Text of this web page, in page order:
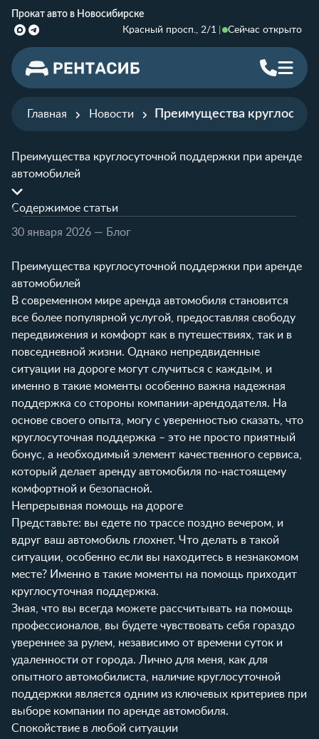
Прокат авто в Новосибирске
Красный просп., 2/1
Сейчас открыто
Главная Новости Преимущества
Преимущества круглосуточной поддержки при аренде
автомобилей
Содержимое статьи
30 января 2026 — Блог
Преимущества круглосуточной поддержки при аренде
автомобилей
В современном мире аренда автомобиля становится
все более популярной услугой, предоставляя свободу
передвижения и комфорт как в путешествиях, так и в
повседневной жизни. Однако непредвиденные
ситуации на дороге могут случиться с каждым, и
именно в такие моменты особенно важна надежная
поддержка со стороны компании-арендодателя. На
основе своего опыта, могу с уверенностью сказать, что
круглосуточная поддержка – это не просто приятный
бонус, а необходимый элемент качественного сервиса,
который делает аренду автомобиля по-настоящему
комфортной и безопасной.
Непрерывная помощь на дороге
Представьте: вы едете по трассе поздно вечером, и
вдруг ваш автомобиль глохнет. Что делать в такой
ситуации, особенно если вы находитесь в незнакомом
месте? Именно в такие моменты на помощь приходит
круглосуточная поддержка.
Зная, что вы всегда можете рассчитывать на помощь
профессионалов, вы будете чувствовать себя гораздо
увереннее за рулем, независимо от времени суток и
удаленности от города. Лично для меня, как для
опытного автомобилиста, наличие круглосуточной
поддержки является одним из ключевых критериев при
выборе компании по аренде автомобиля.
Спокойствие в любой ситуации